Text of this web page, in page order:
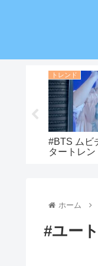
トレンド
#BTS ムビ
タートレン
ホーム
#ユー